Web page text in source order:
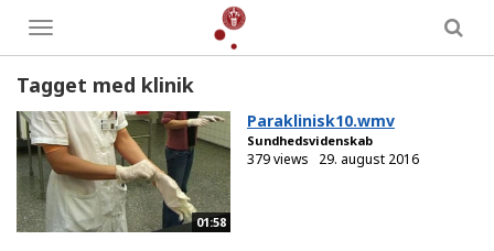
Toggle
menu
Tagget med klinik
01:58
Paraklinisk10.wmv
Sundhedsvidenskab
379 views 29. august 2016